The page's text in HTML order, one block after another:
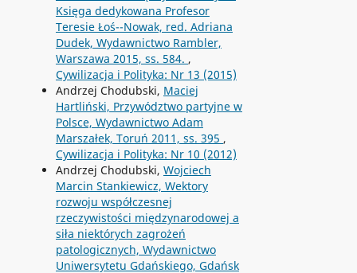
Księga dedykowana Profesor
Teresie Łoś--Nowak, red. Adriana
Dudek, Wydawnictwo Rambler,
Warszawa 2015, ss. 584. ,
Cywilizacja i Polityka: Nr 13 (2015)
Andrzej Chodubski, Maciej
Hartliński, Przywództwo partyjne w
Polsce, Wydawnictwo Adam
Marszałek, Toruń 2011, ss. 395 ,
Cywilizacja i Polityka: Nr 10 (2012)
Andrzej Chodubski, Wojciech
Marcin Stankiewicz, Wektory
rozwoju współczesnej
rzeczywistości międzynarodowej a
siła niektórych zagrożeń
patologicznych, Wydawnictwo
Uniwersytetu Gdańskiego, Gdańsk